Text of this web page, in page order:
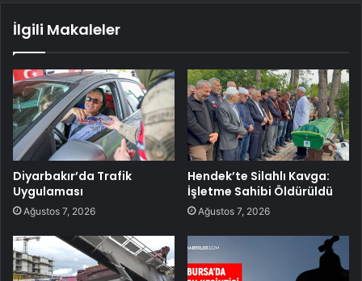
İlgili Makaleler
Diyarbakır’da Trafik
Uygulaması
Ağustos 7, 2026
Hendek’te Silahlı Kavga:
İşletme Sahibi Öldürüldü
Ağustos 7, 2026